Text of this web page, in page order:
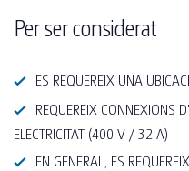
Per ser considerat
ES REQUEREIX UNA
REQUEREIX CONNEXIONS
ELECTRICITAT (400 V / 32 A)
EN GENERAL, ES